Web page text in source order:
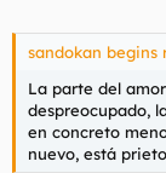
sandokan begins
La parte del
despreocupado,
en concreto
nuevo, está